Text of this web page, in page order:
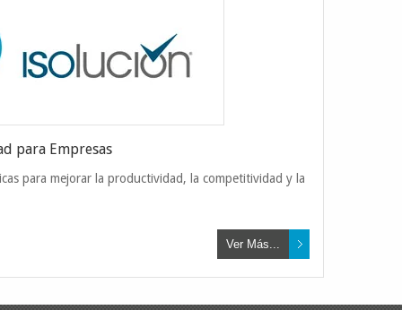
impacto de sus actividades,
Leer Más
para Empresas
para mejorar la productividad, la competitividad y la
Ver Más...